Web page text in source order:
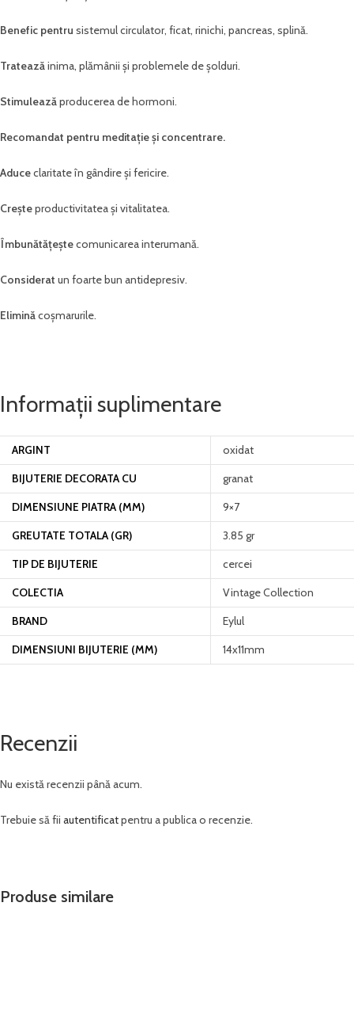
Benefic pentru sistemul circulator, ficat, rinichi, pancreas, splină.
Trateazăinima, plămânii și problemele de șolduri.
Stimuleazăproducerea de hormoni.
Recomandat pentru meditație și concentrare.
Aduceclaritate în gândire și fericire.
Creșteproductivitatea și vitalitatea.
Îmbunătățeștecomunicarea interumană.
Considerat un foarte bun antidepresiv.
Eliminăcoșmarurile.
Informații suplimentare
ARGINT
oxidat
BIJUTERIE DECORATA CU
granat
DIMENSIUNE PIATRA (MM)
9×7
GREUTATE TOTALA (GR)
3.85 gr
TIP DE BIJUTERIE
cercei
COLECTIA
Vintage Collection
BRAND
Eylul
DIMENSIUNI BIJUTERIE (MM)
14x11mm
Recenzii
Nu există recenzii până acum.
Trebuie să fii autentificatpentru a publica o recenzie.
Produse similare